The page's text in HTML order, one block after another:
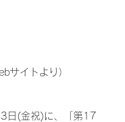
サイトより）
日(金祝)に、「第17